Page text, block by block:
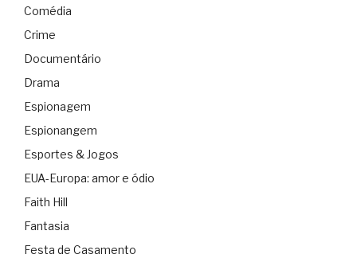
Comédia
Crime
Documentário
Drama
Espionagem
Espionangem
Esportes & Jogos
EUA-Europa: amor e ódio
Faith Hill
Fantasia
Festa de Casamento